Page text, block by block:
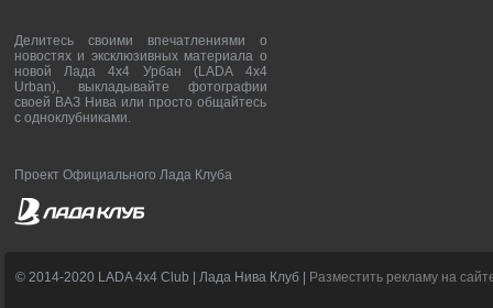
Делитесь своими впечатлениями о
новостях и эксклюзивных материала о
новой Лада 4х4 Урбан (LADA 4x4
Urban), выкладывайте фотографии
своей ВАЗ Нива или просто общайтесь
с одноклубниками.
Проект Официального Лада Клуба
© 2014-2020 LADA 4x4 Club | Лада Нива Клуб | Разместить рекламу на